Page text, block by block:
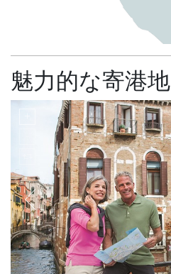
魅力的な寄港地